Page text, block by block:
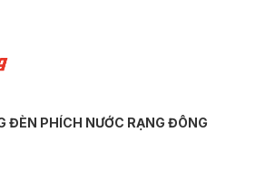
ĐÈN PHÍCH NƯỚC RẠNG ĐÔNG